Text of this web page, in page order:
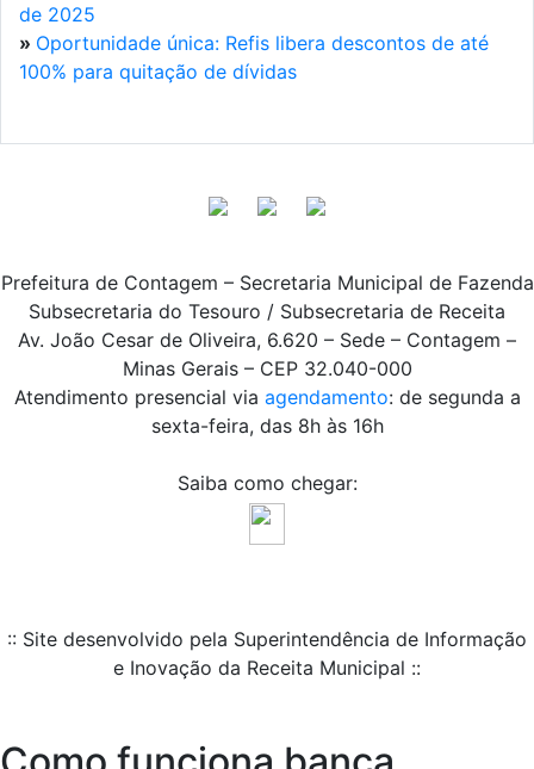
de 2025
» Oportunidade única: Refis libera descontos de até
100% para quitação de dívidas
Prefeitura de Contagem – Secretaria Municipal de Fazenda
Subsecretaria do Tesouro / Subsecretaria de Receita
Av. João Cesar de Oliveira, 6.620 – Sede – Contagem –
Minas Gerais – CEP 32.040-000
Atendimento presencial via agendamento: de segunda a
sexta-feira, das 8h às 16h
Saiba como chegar:
:: Site desenvolvido pela Superintendência de Informação
e Inovação da Receita Municipal ::